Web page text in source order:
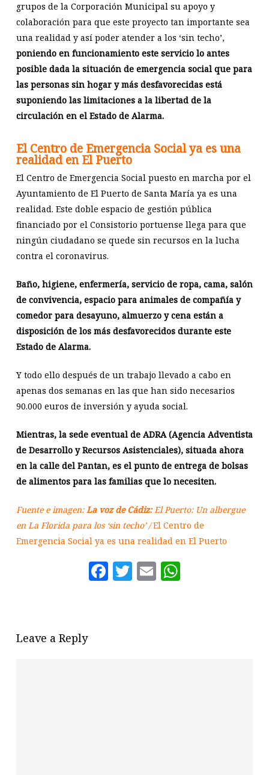
grupos de la Corporación Municipal su apoyo y
colaboración para que este proyecto tan importante sea
una realidad y así poder atender a los ‘sin techo’,
poniendo en funcionamiento este servicio lo antes
posible dada la situación de emergencia social que para
las personas sin hogar y más desfavorecidas está
suponiendo las limitaciones a la libertad de la
circulación en el Estado de Alarma.
El Centro de Emergencia Social ya es una
realidad en El Puerto
El Centro de Emergencia Social puesto en marcha por el
Ayuntamiento de El Puerto de Santa María ya es una
realidad. Este doble espacio de gestión pública
financiado por el Consistorio portuense llega para que
ningún ciudadano se quede sin recursos en la lucha
contra el coronavirus.
Baño, higiene, enfermería, servicio de ropa, cama, salón
de convivencia, espacio para animales de compañía y
comedor para desayuno, almuerzo y cena están a
disposición de los más desfavorecidos durante este
Estado de Alarma.
Y todo ello después de un trabajo llevado a cabo en
apenas dos semanas en las que han sido necesarios
90.000 euros de inversión y ayuda social.
Mientras, la sede eventual de ADRA (Agencia Adventista
de Desarrollo y Recursos Asistenciales), situada ahora
en la calle del Pantan, es el punto de entrega de bolsas
de alimentos para las familias que lo necesiten.
Fuente e imagen:La vozde Cádiz: El Puerto: Un albergue
en La Florida para los ‘sin techo’ / El Centro de
Emergencia Social ya es una realidad en El Puerto
Facebook
Twitter
Email
Leave a Reply